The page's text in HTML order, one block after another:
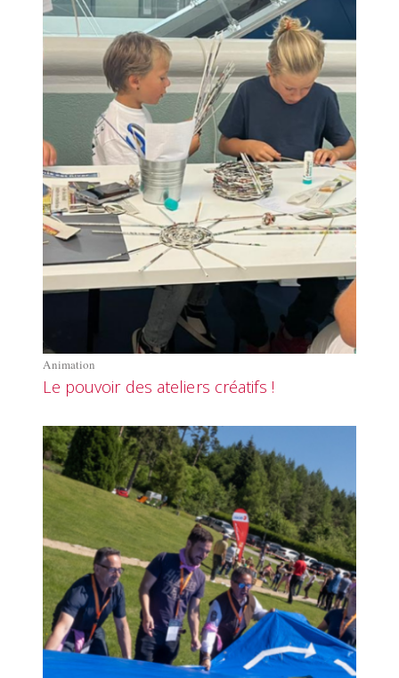
Animation
Le pouvoir des ateliers créatifs !